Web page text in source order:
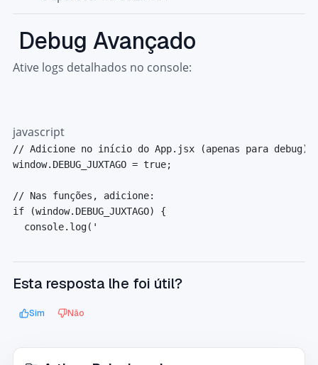
Debug Avançado
Ative logs detalhados no console:
javascript
// Adicione no início do App.jsx (apenas para debug)
window. DEBUG_JUXTAGO = true;
// Nas funções, adicione:
if
(window. DEBUG_JUXTAGO)
{
console. log( '
Esta resposta lhe foi útil?
Sim Não